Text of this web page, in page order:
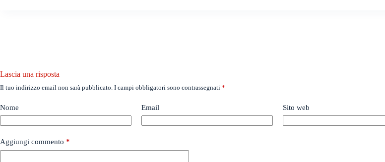
Lascia una risposta
Il tuo indirizzo email non sarà pubblicato. I campi obbligatori sono contrassegnati *
Nome Email Sito web
Aggiungi commento *